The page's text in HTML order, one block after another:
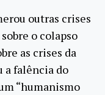
outras crises
o colapso
as crises da
a falência do
“humanismo